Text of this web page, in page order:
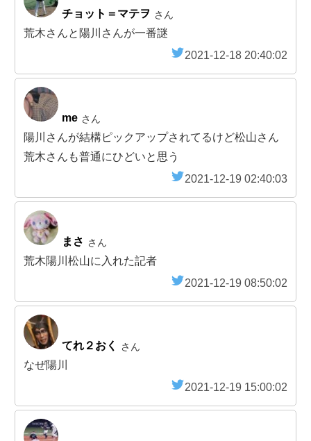
チョット＝マテヲ さん
荒木さんと陽川さんが一番謎
2021-12-18 20:40:02
me さん
陽川さんが結構ピックアップされてるけど松山さん
荒木さんも普通にひどいと思う
2021-12-19 02:40:03
まさ さん
荒木陽川松山に入れた記者
2021-12-19 08:50:02
てれ２おく さん
なぜ陽川
2021-12-19 15:00:02